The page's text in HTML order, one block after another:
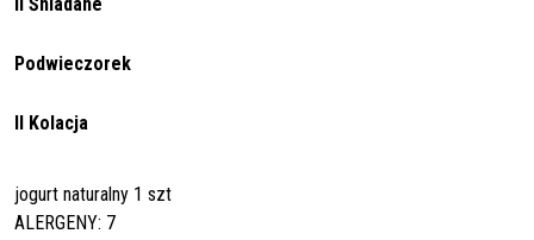
Podwieczorek
II Kolacja
jogurt naturalny 1 szt
ALERGENY: 7